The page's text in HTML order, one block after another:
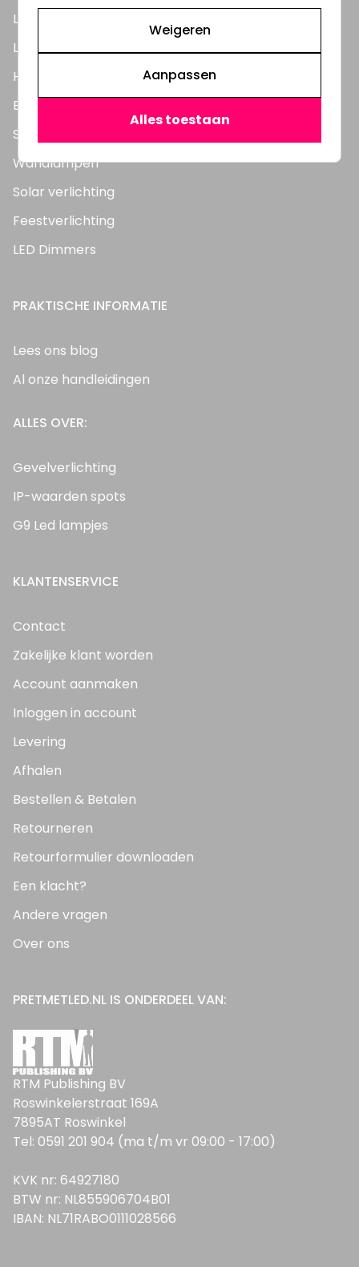
LED TL Buizen
LED Panelen
Highbay's / Ufo's
Bouwlampen
Straatlampen
Wandlampen
Solar verlichting
Feestverlichting
LED Dimmers
PRAKTISCHE INFORMATIE
Lees ons blog
Al onze handleidingen
ALLES OVER:
Gevelverlichting
IP-waarden spots
G9 Led lampjes
KLANTENSERVICE
Contact
Zakelijke klant worden
Account aanmaken
Inloggen in account
Levering
Afhalen
Bestellen & Betalen
Retourneren
Retourformulier downloaden
Een klacht?
Andere vragen
Over ons
PRETMETLED.NL IS ONDERDEEL VAN:
RTM Publishing BV
Roswinkelerstraat 169A
7895AT Roswinkel
Tel: 0591 201 904 (ma t/m vr 09:00 - 17:00)
KVK nr: 64927180
BTW nr: NL855906704B01
IBAN: NL71RABO0111028566
Weigeren
Aanpassen
Alles toestaan